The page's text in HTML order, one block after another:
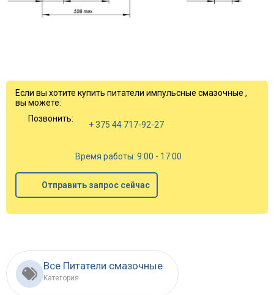
Если вы хотите купить питатели импульсные смазочные ,
вы можете:
Позвонить:
+ 375 44 717-92-27
Время работы: 9:00 - 17:00
Отправить запрос сейчас
Все Питатели смазочные
Категория